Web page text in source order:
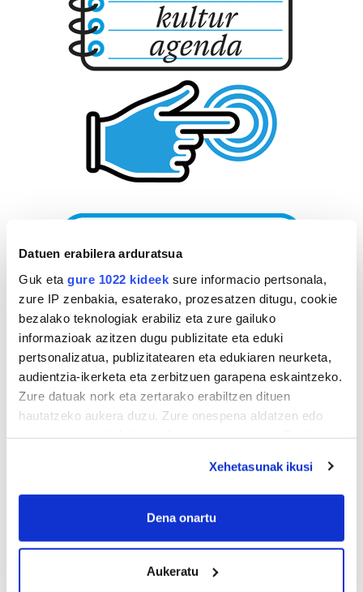
Datuen erabilera arduratsua
Guk eta gure 1022 kideek sure informacio pertsonala,
zure IP zenbakia, esaterako, prozesatzen ditugu, cookie
bezalako teknologiak erabiliz eta zure gailuko
informazioak azitzen dugu publizitate eta eduki
pertsonalizatua, publizitatearen eta edukiaren neurketa,
audientzia-ikerketa eta zerbitzuen garapena eskaintzeko.
Zure datuak nork eta zertarako erabiltzen dituen
hautatzeko aukera duzu. Zure onespena aldatzen edo
If you allow, we would also like to:
Collect information about your geographical
meters
Identify your device by actively scanning it for
Xehetasunak ikusi
Dena onartu
Aukeratu
AGENDA
Abuztua 2026